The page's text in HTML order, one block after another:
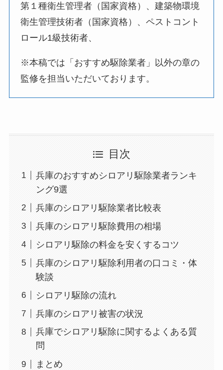
第１種衛生管理者（国家資格）、建築物環境
衛生管理技術者（国家資格）、ペストコント
ロール1級技術者、
※本稿では「おすすめ駆除業者」以外の章の
監修を担当いただいております。
目次
兵庫のおすすめシロアリ駆除業者ランキ
ング9選
兵庫のシロアリ駆除業者比較表
兵庫のシロアリ駆除費用の相場
シロアリ駆除の料金を安くするコツ
兵庫のシロアリ駆除利用者の口コミ・体
験談
シロアリ駆除の流れ
兵庫のシロアリ被害の状況
兵庫でシロアリ駆除に関するよくある質
問
まとめ